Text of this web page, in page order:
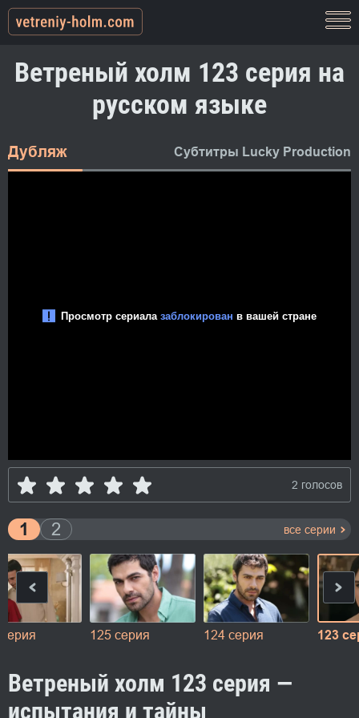
Ветреный холм 123 серия на
русском языке
Дубляж Субтитры Lucky Production
2 голосов
1 2 все серии
125 серия 124 серия 123
Ветреный холм 123 серия —
испытания и тайны